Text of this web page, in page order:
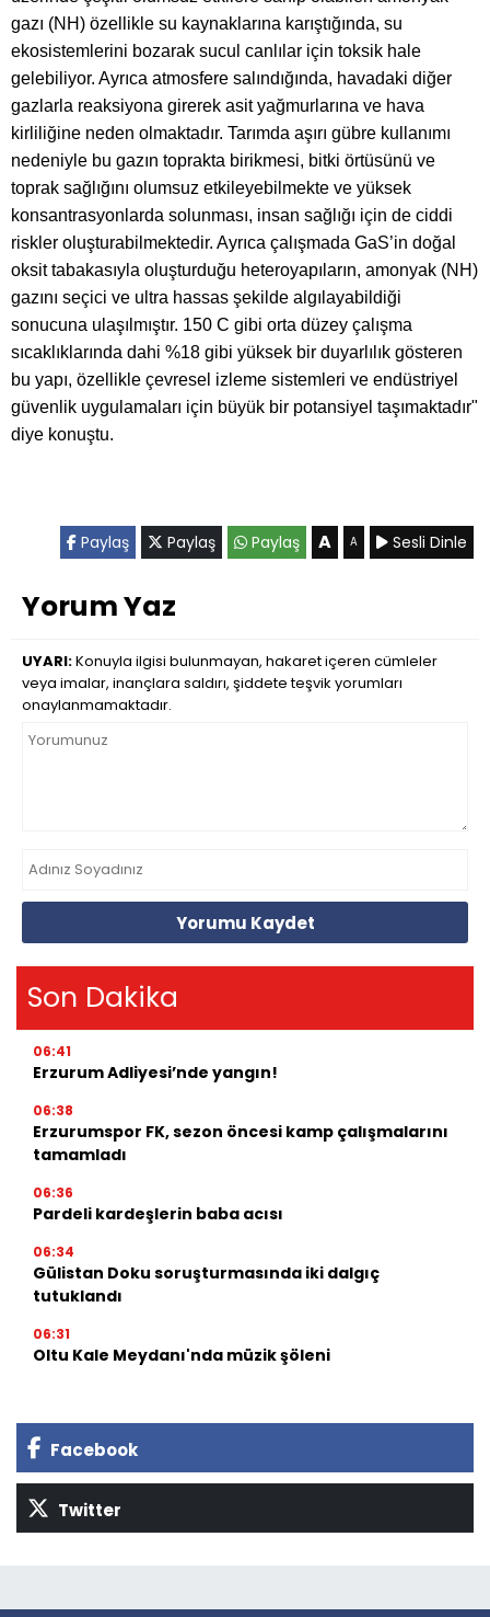
gazı (NH) özellikle su kaynaklarına karıştığında, su
ekosistemlerini bozarak sucul canlılar için toksik hale
gelebiliyor. Ayrıca atmosfere salındığında, havadaki diğer
gazlarla reaksiyona girerek asit yağmurlarına ve hava
kirliliğine neden olmaktadır. Tarımda aşırı gübre kullanımı
nedeniyle bu gazın toprakta birikmesi, bitki örtüsünü ve
toprak sağlığını olumsuz etkileyebilmekte ve yüksek
konsantrasyonlarda solunması, insan sağlığı için de ciddi
riskler oluşturabilmektedir. Ayrıca çalışmada GaS’in doğal
oksit tabakasıyla oluşturduğu heteroyapıların, amonyak (NH)
gazını seçici ve ultra hassas şekilde algılayabildiği
sonucuna ulaşılmıştır. 150 C gibi orta düzey çalışma
sıcaklıklarında dahi %18 gibi yüksek bir duyarlılık gösteren
bu yapı, özellikle çevresel izleme sistemleri ve endüstriyel
güvenlik uygulamaları için büyük bir potansiyel taşımaktadır"
diye konuştu.
Paylaş Paylaş Paylaş A A Sesli Dinle
Yorum Yaz
UYARI:Konuyla ilgisi bulunmayan, hakaret içeren cümleler
veya imalar, inançlara saldırı, şiddete teşvik yorumları
onaylanmamaktadır.
Yorumu Kaydet
Son Dakika
06:41
Erzurum Adliyesi’nde yangın!
06:38
Erzurumspor FK, sezon öncesi kamp çalışmalarını
tamamladı
06:36
Pardeli kardeşlerin baba acısı
06:34
Gülistan Doku soruşturmasında iki dalgıç
tutuklandı
06:31
Oltu Kale Meydanı'nda müzik şöleni
Facebook
Twitter